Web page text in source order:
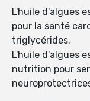
L'huile d'algues
pour la santé
triglycérides.
L'huile d'algues
nutrition pour